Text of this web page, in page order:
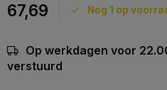
67,69 Nog 1 op
Op werkdagen voor
verstuurd